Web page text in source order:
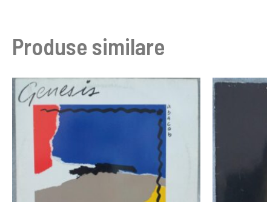
Produse similare